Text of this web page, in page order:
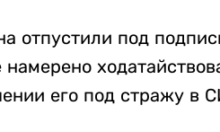
отпустили под
его под стражу в